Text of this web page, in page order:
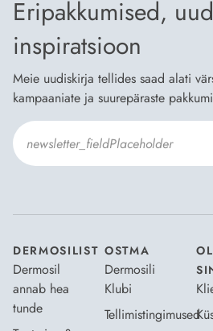
Eripakkumised,
inspiratsioon
Meie uudiskirja tellides saad alati
kampaaniate ja suurepäraste
DERMOSILIST
Dermosil
annab hea
tunde
OSTMA
Dermosili
Klubi
Tellimistingimused